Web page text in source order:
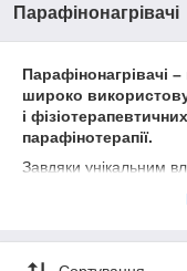
Парафінонагрівачі
Парафінонагрівачі
широко
і
парафінотерапії.
Завдяки унікальним
розслаблює м’язи та